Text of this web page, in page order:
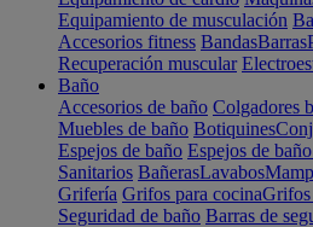
Equipamiento de musculación
Accesorios fitness BandasBarras
Recuperación muscular
Baño
Accesorios de baño Colgadores
Muebles de baño Botiquines
Espejos de baño Espejos de
Sanitarios BañerasLavabos
Grifería Grifos para cocinaGrifos
Seguridad de baño Barras de